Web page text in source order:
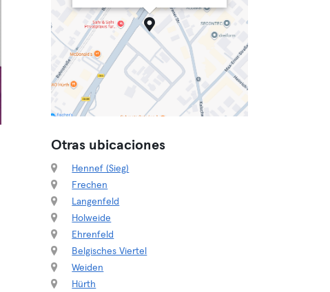
Otras ubicaciones
Hennef (Sieg)
Frechen
Langenfeld
Holweide
Ehrenfeld
Belgisches Viertel
Weiden
Hürth